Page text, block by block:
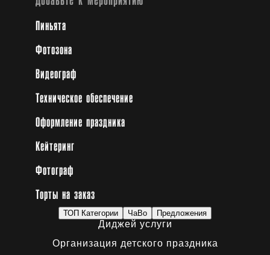
Пиньята
Фотозона
Видеограф
Техническое обеспечение
Оформление праздника
Кейтеринг
Фотограф
Торты на заказ
ТОП Категории ЧаВо Предложения
Диджей услуги
Организация детского праздника